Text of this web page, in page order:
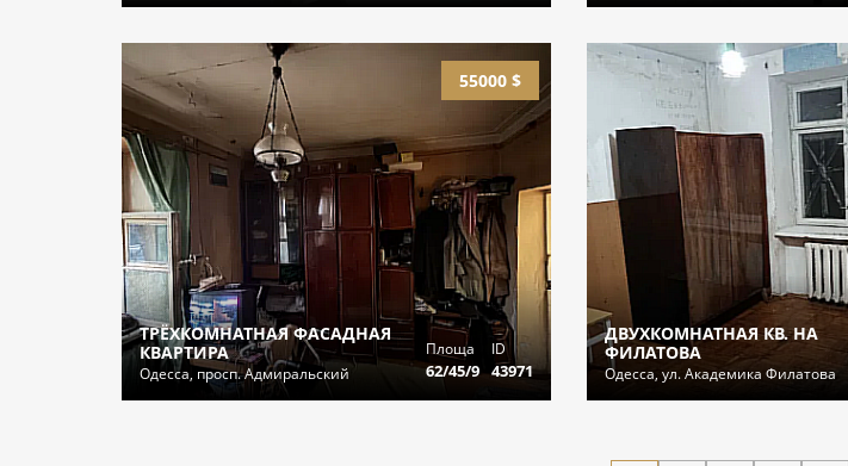
55000 $
ТРЁХКОМНАТНАЯ ФАСАДНАЯ
КВАРТИРА
Одесса, просп. Адмиральский
Площа
62/45/9
ID
43971
ДВУХКОМНАТНАЯ КВ. НА
ФИЛАТОВА
Одесса, ул. Академика Филатова